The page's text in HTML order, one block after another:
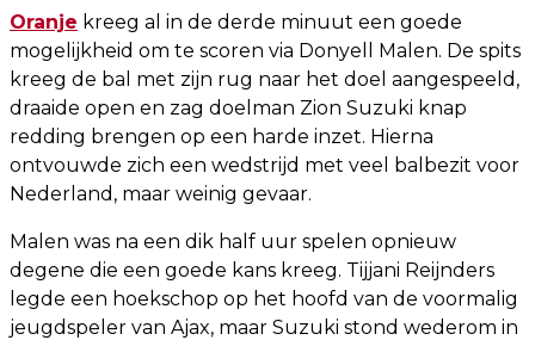
Oranje kreeg al in de derde minuut een goede
mogelijkheid om te scoren via Donyell Malen. De spits
kreeg de bal met zijn rug naar het doel aangespeeld,
draaide open en zag doelman Zion Suzuki knap
redding brengen op een harde inzet. Hierna
ontvouwde zich een wedstrijd met veel balbezit voor
Nederland, maar weinig gevaar.
Malen was na een dik half uur spelen opnieuw
degene die een goede kans kreeg. Tijjani Reijnders
legde een hoekschop op het hoofd van de voormalig
jeugdspeler van Ajax, maar Suzuki stond wederom in